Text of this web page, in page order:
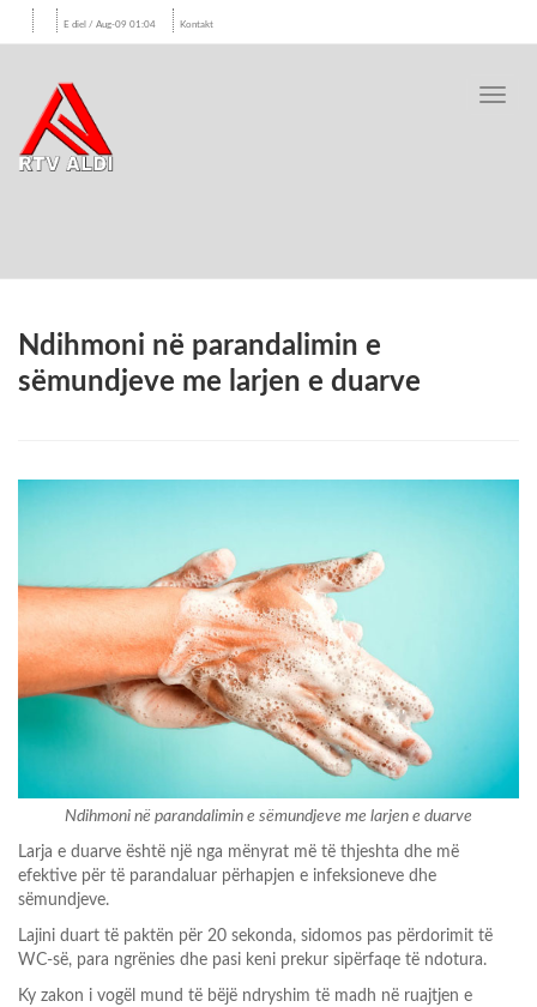
E diel / Aug-09 01:04 Kontakt
Ndihmoni në parandalimin e
sëmundjeve me larjen e duarve
Ndihmoni në parandalimin e sëmundjeve me larjen e duarve
Larja e duarve është një nga mënyrat më të thjeshta dhe më
efektive për të parandaluar përhapjen e infeksioneve dhe
sëmundjeve.
Lajini duart të paktën për 20 sekonda, sidomos pas përdorimit të
WC-së, para ngrënies dhe pasi keni prekur sipërfaqe të ndotura.
Ky zakon i vogël mund të bëjë ndryshim të madh në ruajtjen e